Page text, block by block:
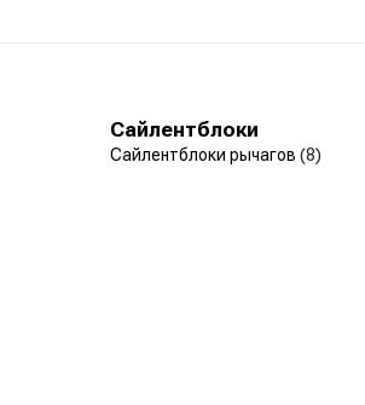
Сайлентблоки
Сайлентблоки рычагов (8)